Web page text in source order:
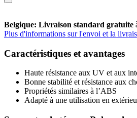
Belgique: Livraison standard gratuite
Plus d'informations sur l'envoi et la
Caractéristiques et avantages
Haute résistance aux UV et aux
Bonne stabilité et résistance aux
Propriétés similaires à l’ABS
Adapté à une utilisation en